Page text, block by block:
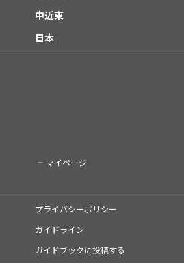
中近東
日本
マイページ
プライバシーポリシー
ガイドライン
ガイドブックに投稿する